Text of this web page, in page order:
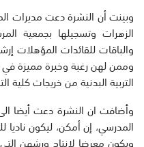
وبينت أن النشرة دعت مديرات
الزهرات وتسجيلها بجمعية
والباقات للقائدات المؤهلات
وممن لهن رغبة وخبرة مميزة
التربية البدنية من خريجات كلية
وأضافت ان النشرة دعت أيضا
المدرسي، إن أمكن، ليكون